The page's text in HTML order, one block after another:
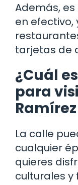
Además,
en
tarjetas de
¿Cuál
para
La calle
cualquier
quieres
culturales y